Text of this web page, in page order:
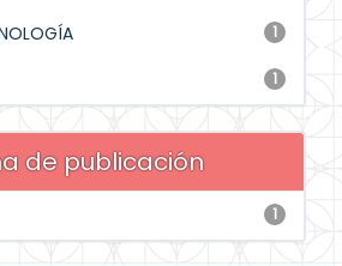
1
1
de publicación
1